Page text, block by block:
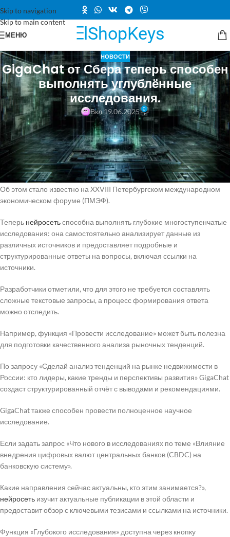
Skip to navigation
Skip to main content
МЕНЮ
НОВОСТИ
GigaChat от Сбера теперь способен
выполнять углублённые
исследования.
Вкл 19.06.2025 0
Команда Сбербанка представила новое достижение своей
фирменной нейросетевой модели.
В GigaChat появилась функция «Провести исследование»,
предназначенная для профессионального анализа информации.
Об этом стало известно на XXVIII Петербургском международном
экономическом форуме (ПМЭФ).
Теперь нейросетьспособна выполнять глубокие многоступенчатые
исследования: она самостоятельно анализирует данные из
различных источников и предоставляет подробные и
структурированные ответы на вопросы, включая ссылки на
источники.
Разработчики отметили, что для этого не требуется составлять
сложные текстовые запросы, а процесс формирования ответа
можно отследить.
Например, функция «Провести исследование» может быть полезна
для подготовки качественного анализа рыночных тенденций.
По запросу «Сделай анализ тенденций на рынке недвижимости в
России: кто лидеры, какие тренды и перспективы развития» GigaChat
создаст структурированный отчёт с выводами и рекомендациями.
GigaChat также способен провести полноценное научное
исследование.
Если задать запрос «Что нового в исследованиях по теме «Влияние
внедрения цифровых валют центральных банков (CBDC) на
банковскую систему».
Какие направления сейчас актуальны, кто этим занимается?»,
нейросеть изучит актуальные публикации в этой области и
предоставит обзор с ключевыми тезисами и ссылками на источники.
Функция «Глубокого исследования» доступна через кнопку